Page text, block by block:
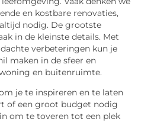
en kostbare renovaties,
nodig. De grootste
in de kleinste details. Met
verbeteringen kun je
maken in de sfeer en
en buitenruimte.
je te inspireren en te laten
of een groot budget nodig
om te toveren tot een plek